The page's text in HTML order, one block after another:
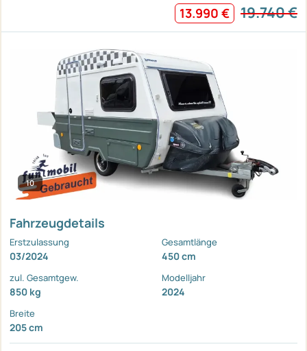
13.990 € 19.740 €
10
Fahrzeugdetails
Erstzulassung
03/2024
Gesamtlänge
450 cm
zul. Gesamtgew.
850 kg
Modelljahr
2024
Breite
205 cm